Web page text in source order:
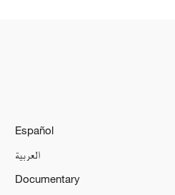
Español
العربية
Documentary